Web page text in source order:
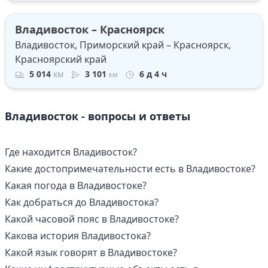
Владивосток – Красноярск
Владивосток, Приморский край – Красноярск,
Красноярский край
5 014 км 3 101 км 6 д 4 ч
Владивосток - вопросы и ответы
Где находится Владивосток?
Какие достопримечательности есть в Владивостоке?
Какая погода в Владивостоке?
Как добраться до Владивостока?
Какой часовой пояс в Владивостоке?
Какова история Владивостока?
Какой язык говорят в Владивостоке?